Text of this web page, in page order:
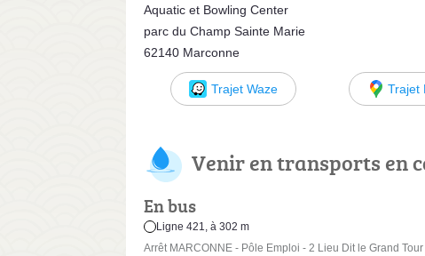
Aquatic et Bowling Center
parc du Champ Sainte Marie
62140 Marconne
Trajet Waze Trajet
Venir en transports en
En bus
Ligne 421, à 302 m
Arrêt MARCONNE - Pôle Emploi - 2 Lieu Dit le Grand Tour